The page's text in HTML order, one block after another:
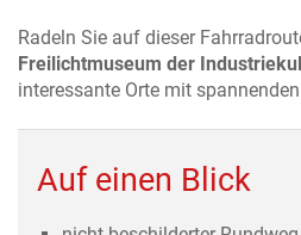
Radeln Sie auf dieser
Freilichtmuseum der
interessante Orte mit
Auf einen Blick